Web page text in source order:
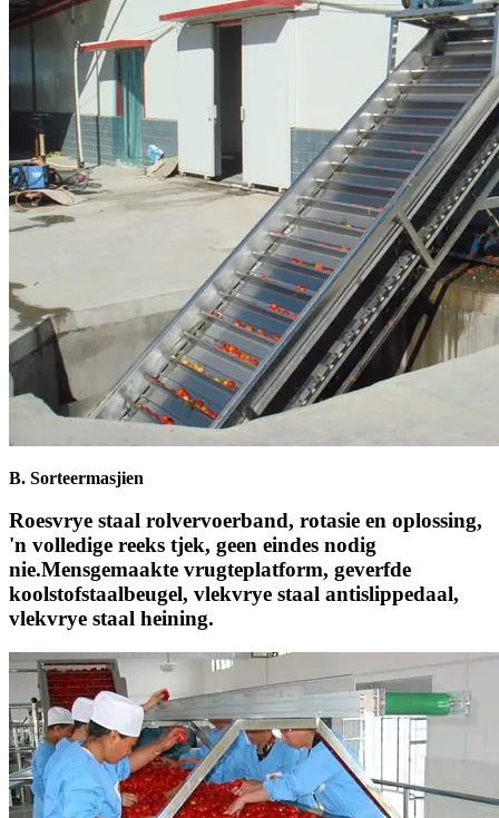
B. Sorteermasjien
Roesvrye staal rolvervoerband, rotasie en oplossing,
'n volledige reeks tjek, geen eindes nodig
nie.Mensgemaakte vrugteplatform, geverfde
koolstofstaalbeugel, vlekvrye staal antislippedaal,
vlekvrye staal heining.